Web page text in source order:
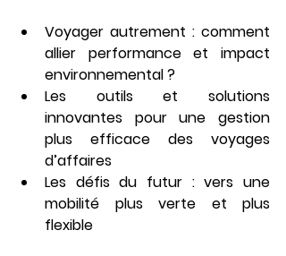
Voyager autrement : comment
allier performance et impact
environnemental ?
Les outils et solutions
innovantes pour une gestion
plus efficace des voyages
d’affaires
Les défis du futur : vers une
mobilité plus verte et plus
flexible